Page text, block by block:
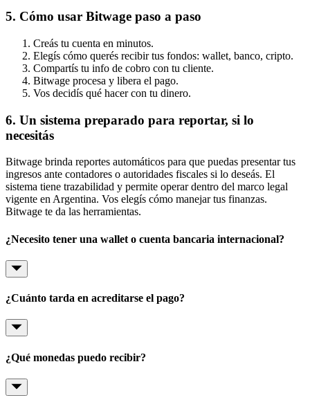
5. Cómo usar Bitwage paso a paso
Creás tu cuenta en minutos.
Elegís cómo querés recibir tus fondos: wallet, banco, cripto.
Compartís tu info de cobro con tu cliente.
Bitwage procesa y libera el pago.
Vos decidís qué hacer con tu dinero.
6. Un sistema preparado para reportar, si lo
necesitás
Bitwage brinda reportes automáticos para que puedas presentar tus
ingresos ante contadores o autoridades fiscales si lo deseás. El
sistema tiene trazabilidad y permite operar dentro del marco legal
vigente en Argentina. Vos elegís cómo manejar tus finanzas.
Bitwage te da las herramientas.
¿Necesito tener una wallet o cuenta bancaria internacional?
¿Cuánto tarda en acreditarse el pago?
¿Qué monedas puedo recibir?